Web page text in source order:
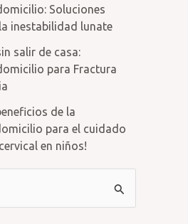
Soluciones
inestabilidad lunate
salir de casa:
para Fractura
de la
para el cuidado
en niños!